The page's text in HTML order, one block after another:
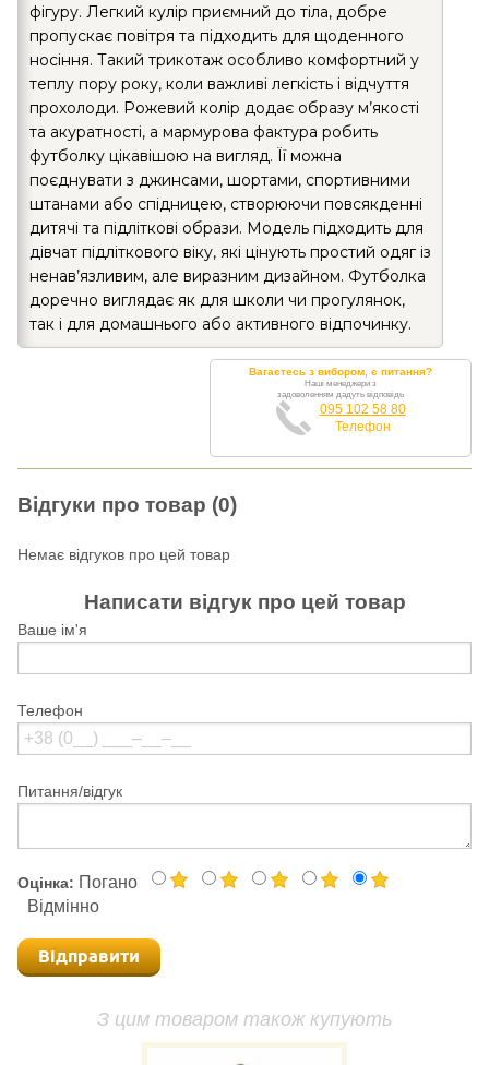
фігуру. Легкий кулір приємний до тіла, добре
пропускає повітря та підходить для щоденного
носіння. Такий трикотаж особливо комфортний у
теплу пору року, коли важливі легкість і відчуття
прохолоди. Рожевий колір додає образу м’якості
та акуратності, а мармурова фактура робить
футболку цікавішою на вигляд. Її можна
поєднувати з джинсами, шортами, спортивними
штанами або спідницею, створюючи повсякденні
дитячі та підліткові образи. Модель підходить для
дівчат підліткового віку, які цінують простий одяг із
ненав’язливим, але виразним дизайном. Футболка
доречно виглядає як для школи чи прогулянок,
так і для домашнього або активного відпочинку.
Вагаєтесь з вибором, є питання?
Наші менеджери з
задоволенням дадуть відповідь
095 102 58 80
Телефон
Відгуки про товар (0)
Немає відгуков про цей товар
Написати відгук про цей товар
Ваше ім'я
Телефон
Питання/відгук
Оцінка: Погано
Відмінно
Відправити
З цим товаром також купують